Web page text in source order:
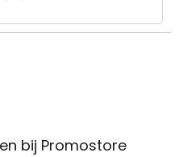
bij Promostore